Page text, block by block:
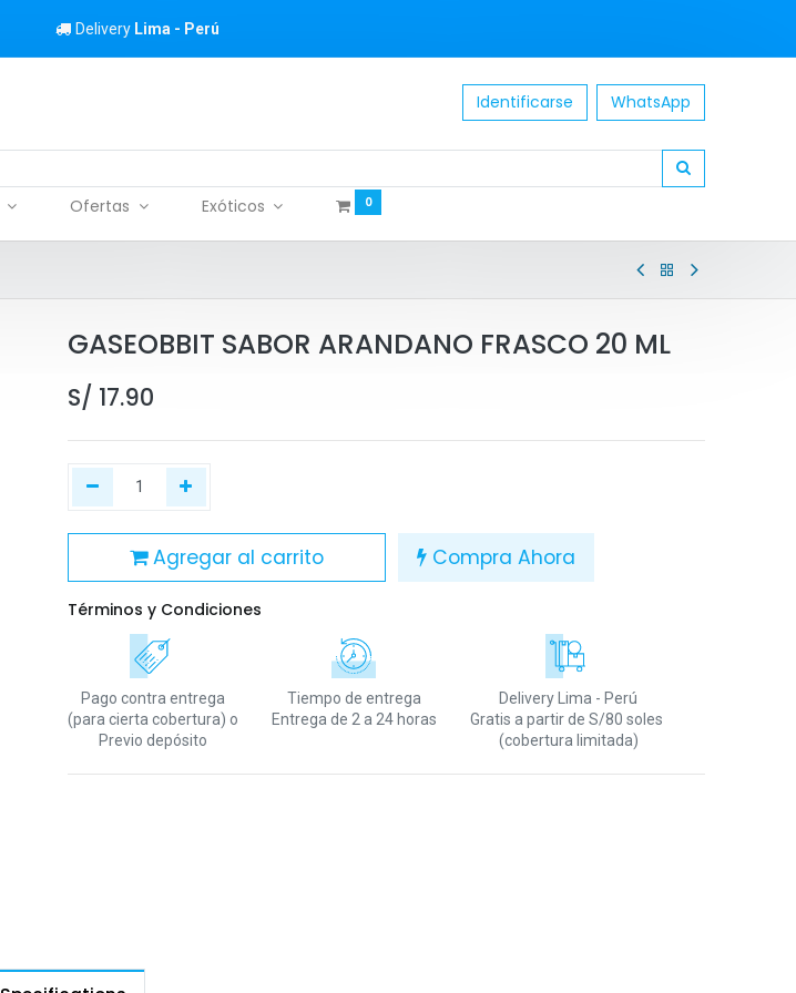
Delivery Lima - Perú
Identificarse WhatsApp
Ofertas Exóticos 0
GASEOBBIT SABOR ARANDANO FRASCO 20 ML
S/ 17.90
Agregar al carrito Compra Ahora
Términos y Condiciones
Pago contra entrega
(para cierta cobertura) o
Previo depósito
Tiempo de entrega
Entrega de 2 a 24 horas
Delivery Lima - Perú
Gratis a partir de S/80 soles
(cobertura limitada)